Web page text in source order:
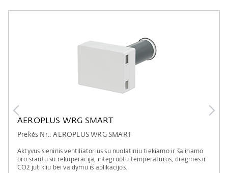
AEROPLUS WRG SMART
Prekės Nr.: AEROPLUS WRG SMART
Aktyvus sieninis ventiliatorius su nuolatiniu tiekiamo ir šalinamo
oro srautu su rekuperacija, integruotu temperatūros, drėgmės ir
CO2 jutikliu bei valdymu iš aplikacijos.